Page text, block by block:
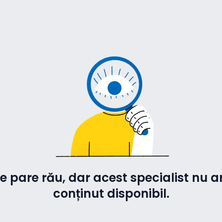
pare rău, dar acest specialist nu
conținut disponibil.